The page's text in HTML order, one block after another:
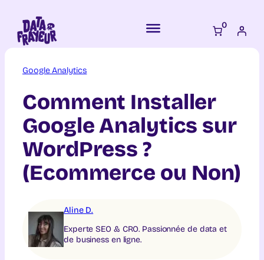
contenu
0
Google Analytics
Comment Installer
Google Analytics sur
WordPress ?
(Ecommerce ou Non)
Aline D.
Experte SEO & CRO. Passionnée de data et
de business en ligne.